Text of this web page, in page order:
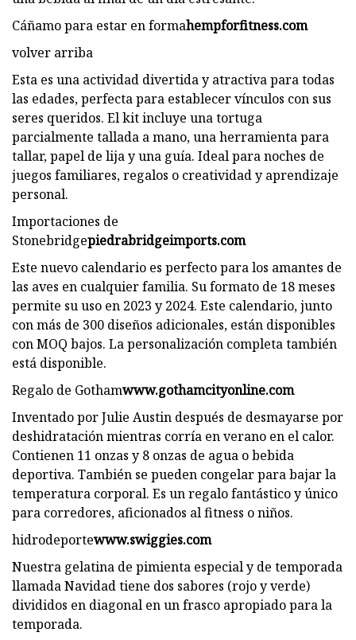
Cáñamo para estar en formahempforfitness.com
volver arriba
Esta es una actividad divertida y atractiva para todas
las edades, perfecta para establecer vínculos con sus
seres queridos. El kit incluye una tortuga
parcialmente tallada a mano, una herramienta para
tallar, papel de lija y una guía. Ideal para noches de
juegos familiares, regalos o creatividad y aprendizaje
personal.
Importaciones de
Stonebridgepiedrabridgeimports.com
Este nuevo calendario es perfecto para los amantes de
las aves en cualquier familia. Su formato de 18 meses
permite su uso en 2023 y 2024. Este calendario, junto
con más de 300 diseños adicionales, están disponibles
con MOQ bajos. La personalización completa también
está disponible.
Regalo de Gothamwww.gothamcityonline.com
Inventado por Julie Austin después de desmayarse por
deshidratación mientras corría en verano en el calor.
Contienen 11 onzas y 8 onzas de agua o bebida
deportiva. También se pueden congelar para bajar la
temperatura corporal. Es un regalo fantástico y único
para corredores, aficionados al fitness o niños.
hidrodeportewww.swiggies.com
Nuestra gelatina de pimienta especial y de temporada
llamada Navidad tiene dos sabores (rojo y verde)
divididos en diagonal en un frasco apropiado para la
temporada.